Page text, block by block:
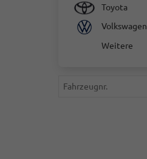
Toyota
Volkswagen
Weitere
Fahrzeugnr.